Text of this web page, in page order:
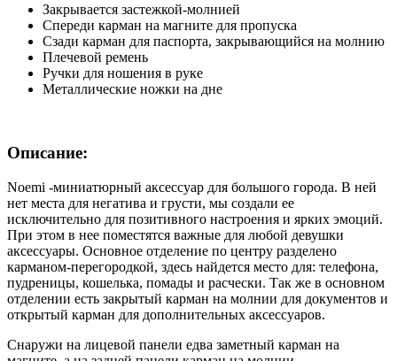
Закрывается застежкой-молнией
Спереди карман на магните для пропуска
Сзади карман для паспорта, закрывающийся на молнию
Плечевой ремень
Ручки для ношения в руке
Металлические ножки на дне
Описание:
Noemi -миниатюрный аксессуар для большого города. В ней
нет места для негатива и грусти, мы создали ее
исключительно для позитивного настроения и ярких эмоций.
При этом в нее поместятся важные для любой девушки
аксессуары. Основное отделение по центру разделено
карманом-перегородкой, здесь найдется место для: телефона,
пудреницы, кошелька, помады и расчески. Так же в основном
отделении есть закрытый карман на молнии для документов и
открытый карман для дополнительных аксессуаров.
Снаружи на лицевой панели едва заметный карман на